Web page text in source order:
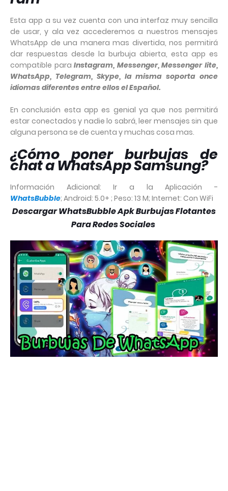
Esta app a su vez cuenta con una interfaz muy sencilla
de usar, y ala vez accederemos a nuestros mensajes
WhatsApp de una manera mas divertida, nos permitirá
dar respuestas desde la burbuja abierta, esta app es
compatible paraInstagram, Messenger, Messenger lite,
WhatsApp, Telegram, Skype, la misma soporta once
idiomas diferentes entre ellos el Español.
En conclusión esta app es genial ya que nos permitirá
estar conectados y nadie lo sabrá, leer mensajes sin que
alguna persona se de cuenta y muchas cosa mas.
¿Cómo poner burbujas de
chat a WhatsApp Samsung?
Información Adicional: Ir a la Aplicación -
WhatsBubble; Android: 5.0+ ; Peso: 13 M; Internet: Con WiFi
DescargarWhatsBubble Apk Burbujas Flotantes
Para Redes Sociales